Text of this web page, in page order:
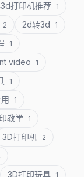
打印机推荐 1
2 2d转3d 1
1
video 1
1
1
教学 1
3D打印机 2
3D打印玩具 1